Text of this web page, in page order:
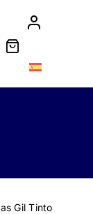
Gil Tinto